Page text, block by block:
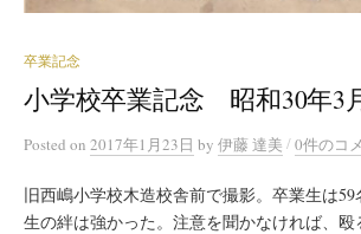
卒業記念
小学校卒業記念 昭和30年3月
Posted on 2017年1月23日 by 伊藤 達美 /0件のコ
旧西嶋小学校木造校舎前で撮影。卒業生は
生の絆は強かった。注意を聞かなければ、